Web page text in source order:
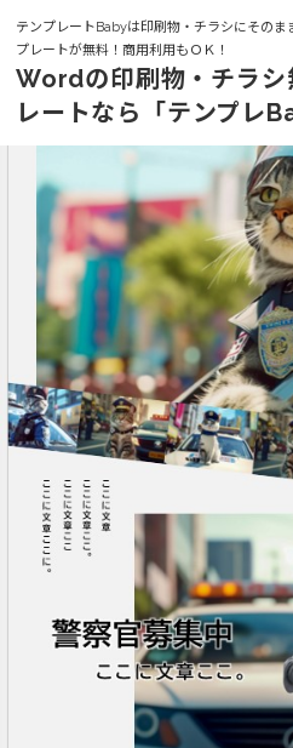
テンプレートBabyは印刷物・チラシにそのま
プレートが無料！商用利用もＯＫ！
Wordの印刷物・チラシ
レートなら「テンプレ